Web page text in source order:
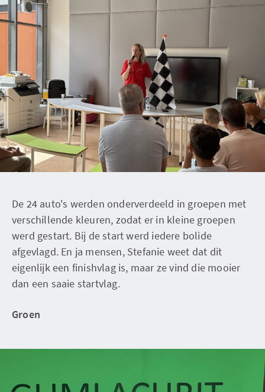
De 24 auto's werden onderverdeeld in groepen met
verschillende kleuren, zodat er in kleine groepen
werd gestart. Bij de start werd iedere bolide
afgevlagd. En ja mensen, Stefanie weet dat dit
eigenlijk een finishvlag is, maar ze vind die mooier
dan een saaie startvlag.
Groen